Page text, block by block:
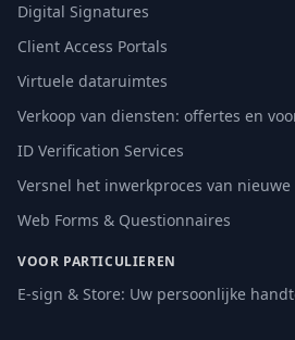
Digital Signatures
Client Access Portals
Virtuele dataruimtes
Verkoop van diensten: offertes en
ID Verification Services
Versnel het inwerkproces van
Web Forms & Questionnaires
VOOR PARTICULIEREN
E-sign & Store: Uw persoonlijke